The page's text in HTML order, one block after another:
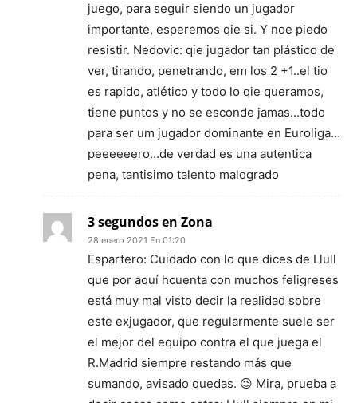
juego, para seguir siendo un jugador
importante, esperemos qie si. Y noe piedo
resistir. Nedovic: qie jugador tan plástico de
ver, tirando, penetrando, em los 2 +1..el tio
es rapido, atlético y todo lo qie queramos,
tiene puntos y no se esconde jamas…todo
para ser um jugador dominante en Euroliga…
peeeeeero…de verdad es una autentica
pena, tantisimo talento malogrado
3 segundos en Zona
28 enero 2021 En 01:20
Espartero: Cuidado con lo que dices de Llull
que por aquí hcuenta con muchos feligreses
está muy mal visto decir la realidad sobre
este exjugador, que regularmente suele ser
el mejor del equipo contra el que juega el
R.Madrid siempre restando más que
sumando, avisado quedas. 😉 Mira, prueba a